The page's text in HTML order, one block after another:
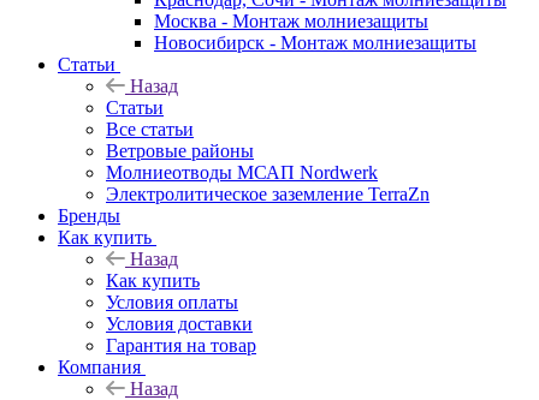
Москва - Монтаж молниезащиты
Новосибирск - Монтаж молниезащиты
Статьи
Назад
Статьи
Все статьи
Ветровые районы
Молниеотводы МСАП Nordwerk
Электролитическое заземление TerraZn
Бренды
Как купить
Назад
Как купить
Условия оплаты
Условия доставки
Гарантия на товар
Компания
Назад